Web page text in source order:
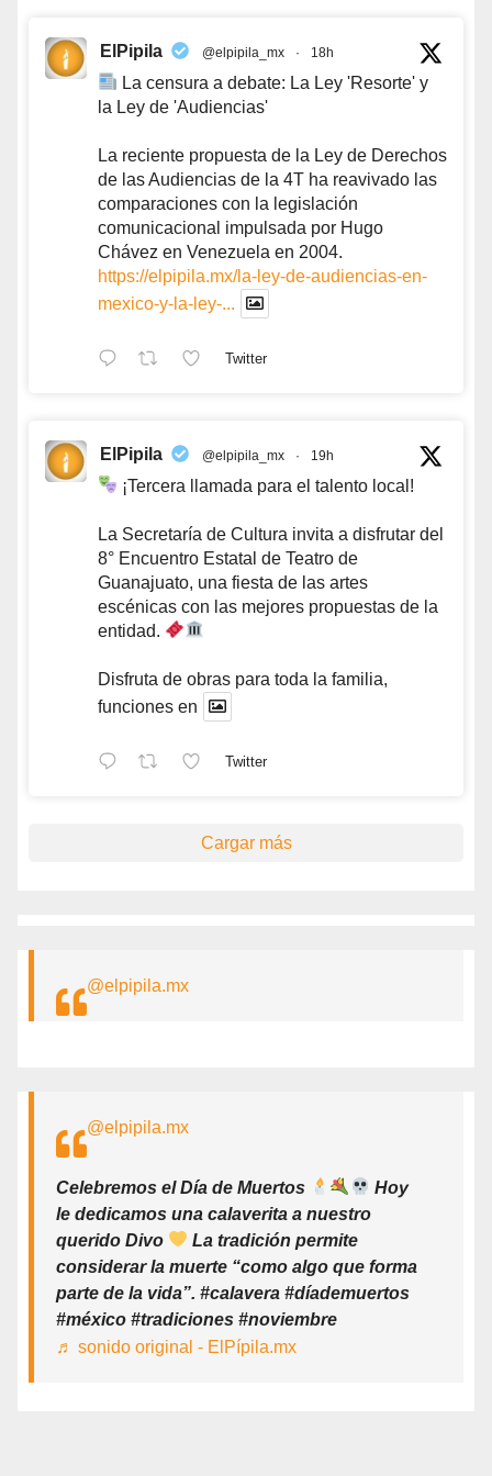
ElPipila @elpipila_mx · 18h
La censura a debate: La Ley 'Resorte' y
la Ley de 'Audiencias'
La reciente propuesta de la Ley de Derechos
de las Audiencias de la 4T ha reavivado las
comparaciones con la legislación
comunicacional impulsada por Hugo
Chávez en Venezuela en 2004.
https://elpipila.mx/la-ley-de-audiencias-en-
mexico-y-la-ley-...
Twitter
ElPipila @elpipila_mx · 19h
¡Tercera llamada para el talento local!
La Secretaría de Cultura invita a disfrutar del
8° Encuentro Estatal de Teatro de
Guanajuato, una fiesta de las artes
escénicas con las mejores propuestas de la
entidad.
Disfruta de obras para toda la familia,
funciones en
Twitter
Cargar más
@elpipila.mx
@elpipila.mx
Celebremos el Día de Muertos
Hoy
le dedicamos una calaverita a nuestro
querido Divo
La tradición permite
considerar la muerte “como algo que forma
parte de la vida”. #calavera #díademuertos
#méxico #tradiciones #noviembre
♬ sonido original - ElPípila.mx